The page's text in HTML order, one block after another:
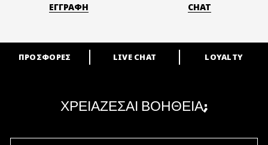
ΕΓΓΡΑΦΗ CHAT
ARE YOU A M·A·C LOVER?
ΠΡΟΣΦΟΡΕΣ LIVE CHAT LOYALTY
ΧΡΕΙΑΖΕΣΑΙ ΒΟΗΘΕΙΑ;